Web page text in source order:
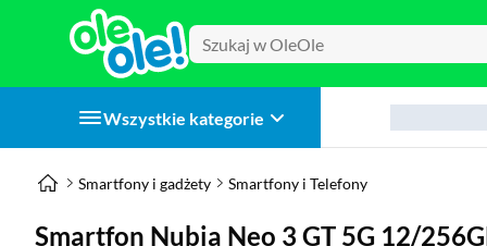
Wszystkie kategorie
Smartfony i gadżety Smartfony i Telefony
Smartfon Nubia Neo 3 GT 5G 12/